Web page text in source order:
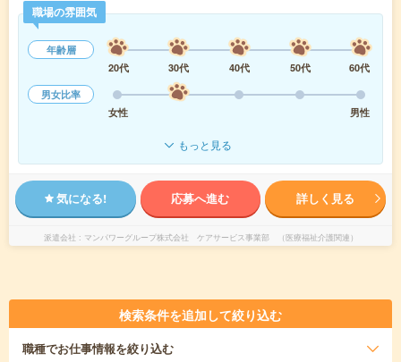
職場の雰囲気
年齢層
20代
30代 40代 50代
60代
男女比率
女性
男性
もっと見る
気になる! 応募へ進む 詳しく見る
派遣会社 マンパワーグループ株式会社 ケアサービス事業部 （医療福祉介護関連）
検索条件を追加して絞り込む
職種でお仕事情報を絞り込む